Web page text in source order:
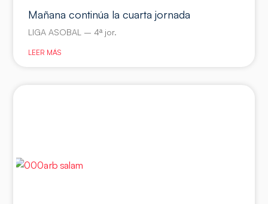
Mañana continúa la cuarta jornada
LIGA ASOBAL – 4ª jor.
LEER MÁS